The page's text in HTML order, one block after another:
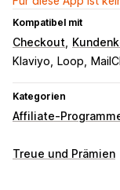
Kompatibel mit
Checkout
Klaviyo
Loop
Kategorien
Affiliate-
Provisionsoptionen
Treue und Prämien